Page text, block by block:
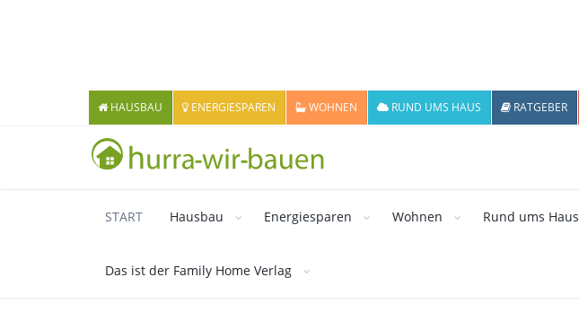
HAUSBAU ENERGIESPAREN WOHNEN RUND UMS HAUS RATGEBER
START Hausbau Energiesparen Wohnen Rund ums Haus
Das ist der Family Home Verlag